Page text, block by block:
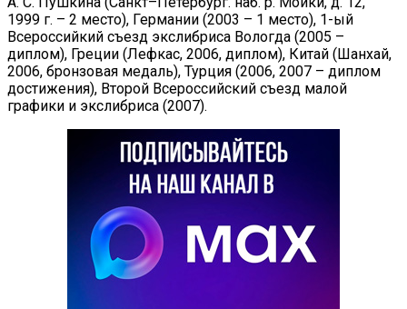
1999 г. – 2 место), Германии (2003 – 1 место), 1-ый
Всероссийкий съезд экслибриса Вологда (2005 –
диплом), Греции (Лефкас, 2006, диплом), Китай (Шанхай,
2006, бронзовая медаль), Турция (2006, 2007 – диплом
достижения), Второй Всероссийский съезд малой
графики и экслибриса (2007).